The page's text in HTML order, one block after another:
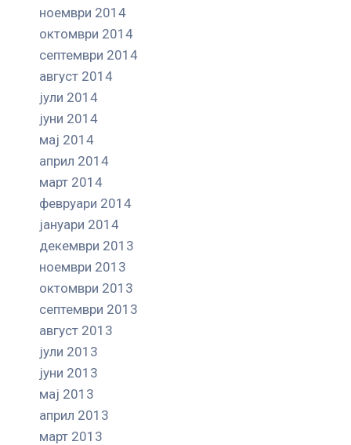
ноември 2014
октомври 2014
септември 2014
август 2014
јули 2014
јуни 2014
мај 2014
април 2014
март 2014
февруари 2014
јануари 2014
декември 2013
ноември 2013
октомври 2013
септември 2013
август 2013
јули 2013
јуни 2013
мај 2013
април 2013
март 2013